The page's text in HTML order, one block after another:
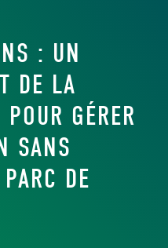
: UN
DE LA
GÉRER
SANS
DE